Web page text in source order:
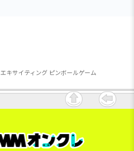
エキサイティング ピンボールゲーム